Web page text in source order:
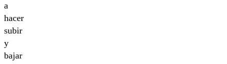
a
hacer
subir
y
bajar